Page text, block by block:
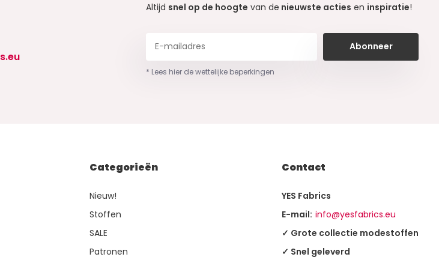
Altijd snel op de hoogte van de nieuwste acties en inspiratie!
Abonneer
* Lees hier de wettelijke beperkingen
Categorieën
Nieuw!
Stoffen
SALE
Patronen
Contact
YES Fabrics
E-mail: info@yesfabrics.eu
✓ Grote collectie modestoffen
✓ Snel geleverd